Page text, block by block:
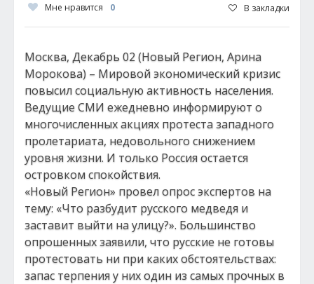
Мне нравится 0 В закладки
Москва, Декабрь 02 (Новый Регион, Арина
Морокова) – Мировой экономический кризис
повысил социальную активность населения.
Ведущие СМИ ежедневно информируют о
многочисленных акциях протеста западного
пролетариата, недовольного снижением
уровня жизни. И только Россия остается
островком спокойствия.
«Новый Регион» провел опрос экспертов на
тему: «Что разбудит русского медведя и
заставит выйти на улицу?». Большинство
опрошенных заявили, что русские не готовы
протестовать ни при каких обстоятельствах:
запас терпения у них один из самых прочных в